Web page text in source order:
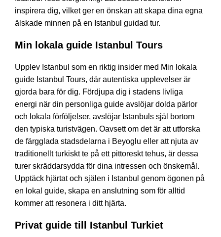
inspirera dig, vilket ger en önskan att skapa dina egna
älskade minnen på en Istanbul guidad tur.
Min lokala guide Istanbul Tours
Upplev Istanbul som en riktig insider med Min lokala
guide Istanbul Tours, där autentiska upplevelser är
gjorda bara för dig. Fördjupa dig i stadens livliga
energi när din personliga guide avslöjar dolda pärlor
och lokala förföljelser, avslöjar Istanbuls själ bortom
den typiska turistvägen. Oavsett om det är att utforska
de färgglada stadsdelarna i Beyoglu eller att njuta av
traditionellt turkiskt te på ett pittoreskt tehus, är dessa
turer skräddarsydda för dina intressen och önskemål.
Upptäck hjärtat och själen i Istanbul genom ögonen på
en lokal guide, skapa en anslutning som för alltid
kommer att resonera i ditt hjärta.
Privat guide till Istanbul Turkiet